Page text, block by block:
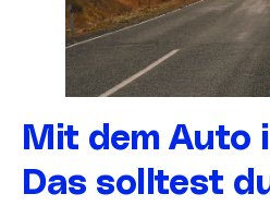
Mit dem Auto
Das solltest